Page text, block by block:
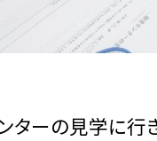
ーの見学に行